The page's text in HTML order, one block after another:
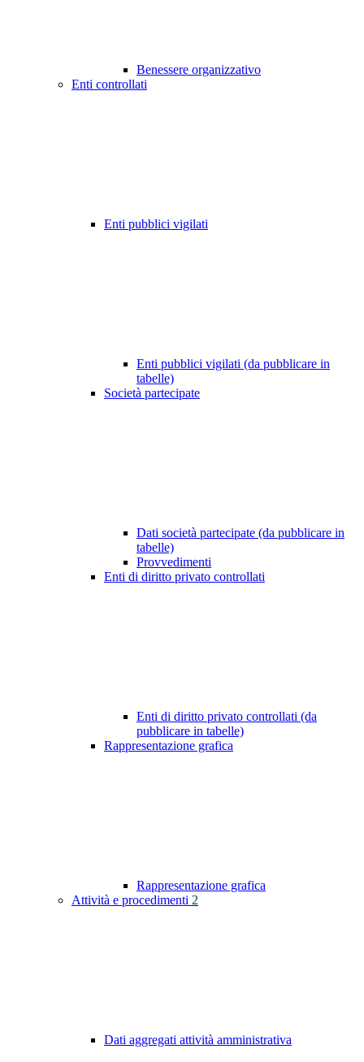
Benessere organizzativo
Enti controllati
Enti pubblici vigilati
Enti pubblici vigilati (da pubblicare in
tabelle)
Società partecipate
Dati società partecipate (da pubblicare in
tabelle)
Provvedimenti
Enti di diritto privato controllati
Enti di diritto privato controllati (da
pubblicare in tabelle)
Rappresentazione grafica
Rappresentazione grafica
Attività e procedimenti 2
Dati aggregati attività amministrativa